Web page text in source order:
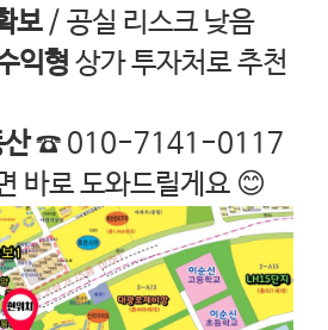
보/ 공실 리스크 낮음
익형 상가 투자처로 추천
☎️ 010-7141-0117
바로 도와드릴게요 😊